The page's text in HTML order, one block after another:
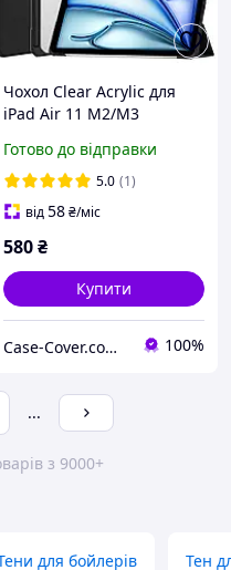
Чохол Clear Acrylic для
iPad Air 11 M2/M3
(2020/2022) з місцем для
стілусу Чорний
Готово до відправки
5.0 (1)
від58₴/міс
580₴
Купити
Case-Cover.com.ua 100%
...
з 9000+
для бойлерів Тен